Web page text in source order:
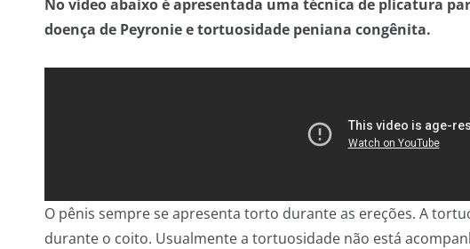
No vídeo abaixo é apresentada uma técnica de plicatura
doença de Peyronie e tortuosidade peniana congênita.
O pênis sempre se apresenta torto durante as ereções. A
durante o coito. Usualmente a tortuosidade não está